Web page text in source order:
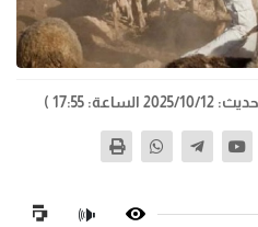
12 الساعة: 17:55 )
🔊